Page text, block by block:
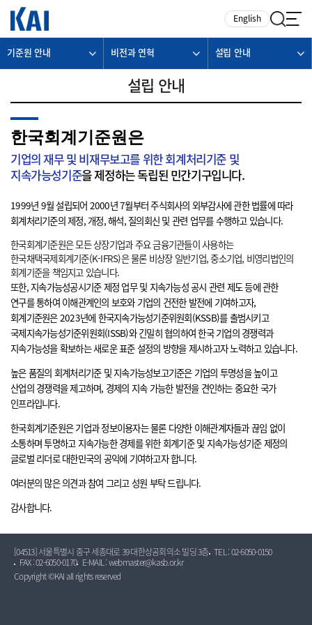
English
기준원 안내 비전과 연혁 설립 안내
설립 안내
한국회계기준원은
기업의 재무 및 비재무보고를 위한 회계처리기준 및
지속가능성기준을 제정하는 독립된 민간기구입니다.
1999년 9월 설립되어 2000년 7월부터 주식회사의 외부감사에 관한 법률에 따라
회계처리기준의 제정, 개정, 해석, 질의회신 및 관련 업무를 수행하고 있습니다.
한국회계기준원은 모든 상장기업과 주요 금융기관들이 사용하는
한국채택국제회계기준(K-IFRS)은 물론 비상장 일반기업, 중소기업, 비영리법인의
회계기준을 책임지고 있습니다.
또한, 지속가능성공시기준 제정 업무 및 지속가능성 공시 관련 제도 등에 관한
연구를 통하여 이해관계인의 보호와 기업의 건전한 발전에 기여하고자,
회계기준원은 2023년에 한국지속가능성기준위원회(KSSB)를 출범시키고
국제지속가능성기준위원회(ISSB)와 긴밀히 협의하여 한국 기업의 경쟁력과
지속가능성을 확보하는 새로운 표준 설정의 방향을 제시하고자 노력하고 있습니다.
높은 품질의 회계처리기준 및 지속가능성보고기준은 기업의 투명성을 높이고
산업의 경쟁력을 제고하며, 경제의 지속 가능한 발전을 견인하는 중요한 국가
인프라입니다.
한국회계기준원은 기업과 정보이용자는 물론 다양한 이해관계자들과 끊임 없이
소통하며 투명하고 지속가능한 경제를 위한 회계기준 및 지속가능성기준 제정의
글로벌 리더로 대한민국의 공익에 기여하고자 합니다.
여러분의 많은 의견과 참여 그리고 성원 부탁 드립니다.
감사합니다.
[04513] 서울특별시 중구 세종대로 39 대한상공회의소 빌딩 3층 TEL : 02-6050-0150
FAX : 02-6050-0170
E-MAIL : webmaster@kasb.or.kr
Copyright ©KAI all rights reserved